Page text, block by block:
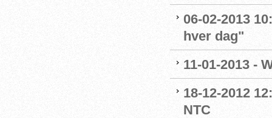
06-02-2013
hver dag"
11-01-2013 -
18-12-2012
NTC